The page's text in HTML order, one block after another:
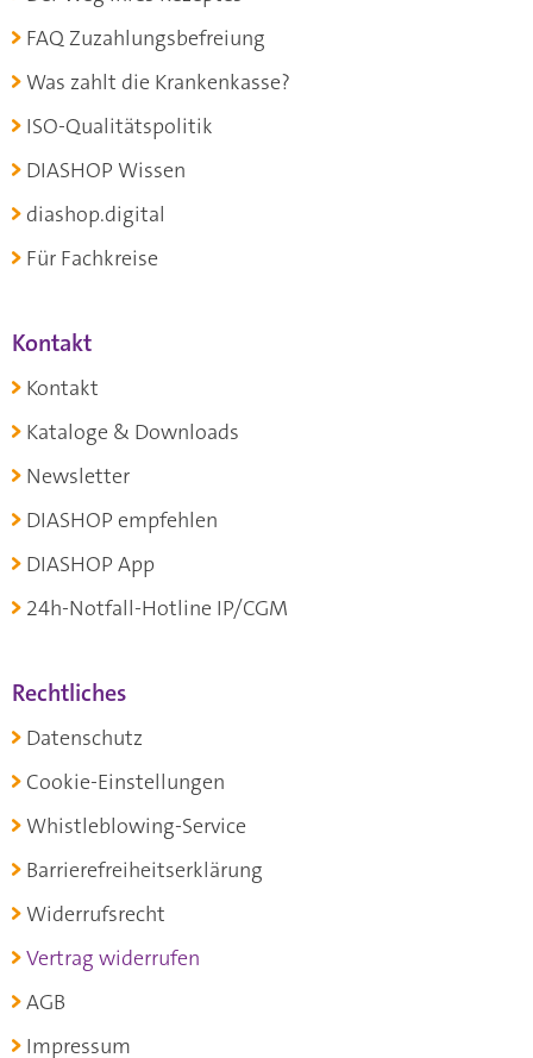
FAQ Zuzahlungsbefreiung
Was zahlt die Krankenkasse?
ISO-Qualitätspolitik
DIASHOP Wissen
diashop.digital
Für Fachkreise
Kontakt
Kontakt
Kataloge & Downloads
Newsletter
DIASHOP empfehlen
DIASHOP App
24h-Notfall-Hotline IP/CGM
Rechtliches
Datenschutz
Cookie-Einstellungen
Whistleblowing-Service
Barrierefreiheitserklärung
Widerrufsrecht
Vertrag widerrufen
AGB
Impressum